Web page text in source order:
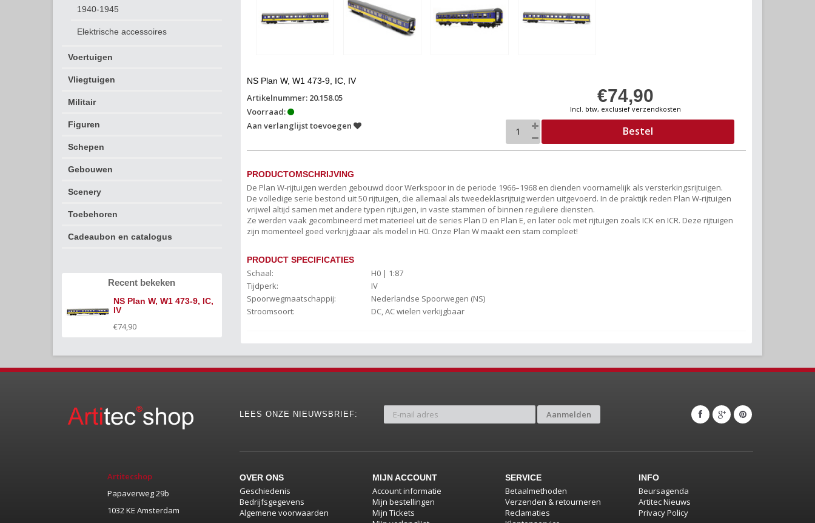
1940-1945
Elektrische accessoires
Voertuigen
Vliegtuigen
Militair
Figuren
Schepen
Gebouwen
Scenery
Toebehoren
Cadeaubon en catalogus
Recent bekeken
NS Plan W, W1 473-9, IC,
IV
€74,90
NS Plan W, W1 473-9, IC, IV
€74,90
Incl. btw, exclusief verzendkosten
Artikelnummer: 20.158.05
Voorraad:
Aan verlanglijst toevoegen
Bestel
PRODUCTOMSCHRIJVING
De Plan W-rijtuigen werden gebouwd door Werkspoor in de periode 1966–1968 en dienden voornamelijk als versterkingsrijtuigen.
De volledige serie bestond uit 50 rijtuigen, die allemaal als tweedeklasrijtuig werden uitgevoerd. In de praktijk reden Plan W-rijtuigen
vrijwel altijd samen met andere typen rijtuigen, in vaste stammen of binnen reguliere diensten.
Ze werden vaak gecombineerd met materieel uit de series Plan D en Plan E, en later ook met rijtuigen zoals ICK en ICR. Deze rijtuigen
zijn momenteel goed verkrijgbaar als model in H0. Onze Plan W maakt een stam compleet!
PRODUCT SPECIFICATIES
Schaal:
H0 | 1:87
Tijdperk:
IV
Spoorwegmaatschappij:
Nederlandse Spoorwegen (NS)
Stroomsoort:
DC, AC wielen verkijgbaar
Artitecshop
Papaverweg 29b
1032 KE Amsterdam
LEES ONZE NIEUWSBRIEF: Aanmelden
OVER ONS
Geschiedenis
Bedrijfsgegevens
Algemene voorwaarden
MIJN ACCOUNT
Account informatie
Mijn bestellingen
Mijn Tickets
SERVICE
Betaalmethoden
Verzenden & retourneren
Reclamaties
INFO
Beursagenda
Artitec Nieuws
Privacy Policy